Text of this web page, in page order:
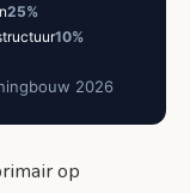
25%
10%
2026
op